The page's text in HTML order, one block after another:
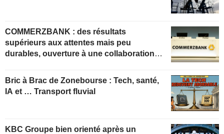
COMMERZBANK : des résultats
supérieurs aux attentes mais peu
durables, ouverture à une collaboration
Bric à Brac de Zonebourse : Tech, santé,
IA et … Transport fluvial
KBC Groupe bien orienté après un